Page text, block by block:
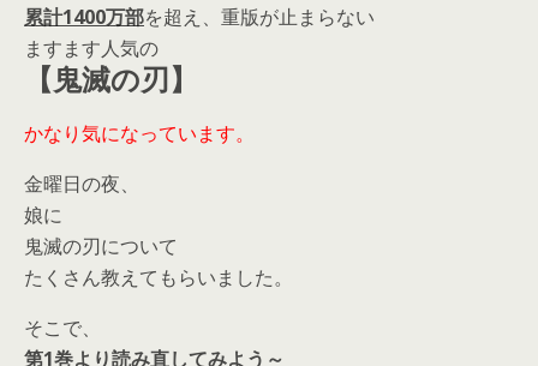
累計1400万部を超え、重版が止まらない
ますます人気の
【鬼滅の刃】
かなり気になっています。
金曜日の夜、
娘に
鬼滅の刃について
たくさん教えてもらいました。
そこで、
第1巻より読み直してみよう～